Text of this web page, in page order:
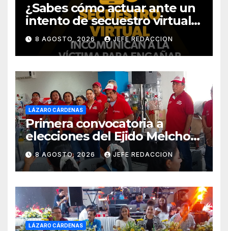
¿Sabes cómo actuar ante un
intento de secuestro virtual?
La SSP te guía para evitarlo
8 AGOSTO, 2026 JEFE REDACCION
LÁZARO CÁRDENAS
Primera convocatoria a
elecciones del Ejido Melchor
Ocampo en Lázaro Cárdenas
el domingo
8 AGOSTO, 2026 JEFE REDACCION
LÁZARO CÁRDENAS